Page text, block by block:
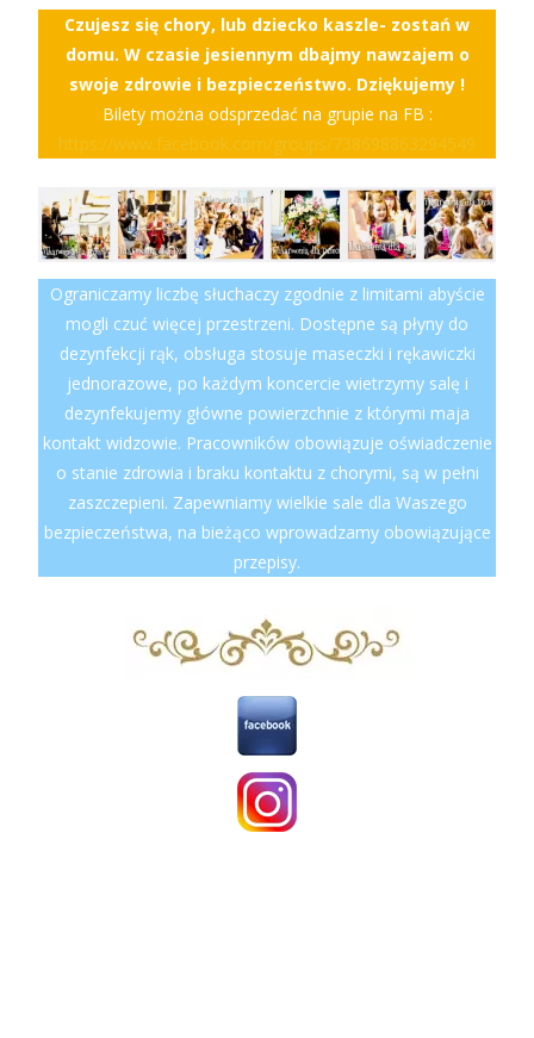
Czujesz się chory, lub dziecko kaszle- zostań w
domu. W czasie jesiennym dbajmy nawzajem o
swoje zdrowie i bezpieczeństwo. Dziękujemy !
Bilety można odsprzedać na grupie na FB :
https://www.facebook.com/groups/738698863294549
Ograniczamy liczbę słuchaczy zgodnie z limitami abyście
mogli czuć więcej przestrzeni. Dostępne są płyny do
dezynfekcji rąk, obsługa stosuje maseczki i rękawiczki
jednorazowe, po każdym koncercie wietrzymy salę i
dezynfekujemy główne powierzchnie z którymi maja
kontakt widzowie. Pracowników obowiązuje oświadczenie
o stanie zdrowia i braku kontaktu z chorymi, są w pełni
zaszczepieni. Zapewniamy wielkie sale dla Waszego
bezpieczeństwa, na bieżąco wprowadzamy obowiązujące
przepisy.